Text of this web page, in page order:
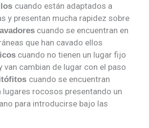
cuando están adaptados a
y presentan mucha rapidez sobre
cuando se encuentran en
que han cavado ellos
cuando no tienen un lugar fijo
van cambian de lugar con el paso
cuando se encuentran
lugares rocosos presentando un
para introducirse bajo las